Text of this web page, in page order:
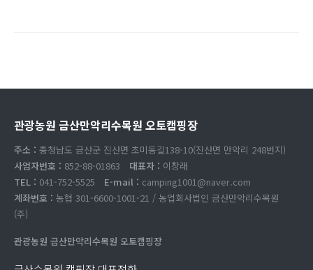
관광농원 금산만악리수목원 오토캠핑장
주소 : 충청남도 금산군 진산면 초미동길138-10(진산면 만악리 248번지)
사업자번호 : 852-88-01863 대표자 : 이창래
TEL : 041-752-5525 E-mail : camping1001@naver.com
계좌번호 : 농협 301-6600-1001-21 / 농업회사법인 금산만악리수목원
(주)
관광농원 금산만악리수목원 오토캠핑장